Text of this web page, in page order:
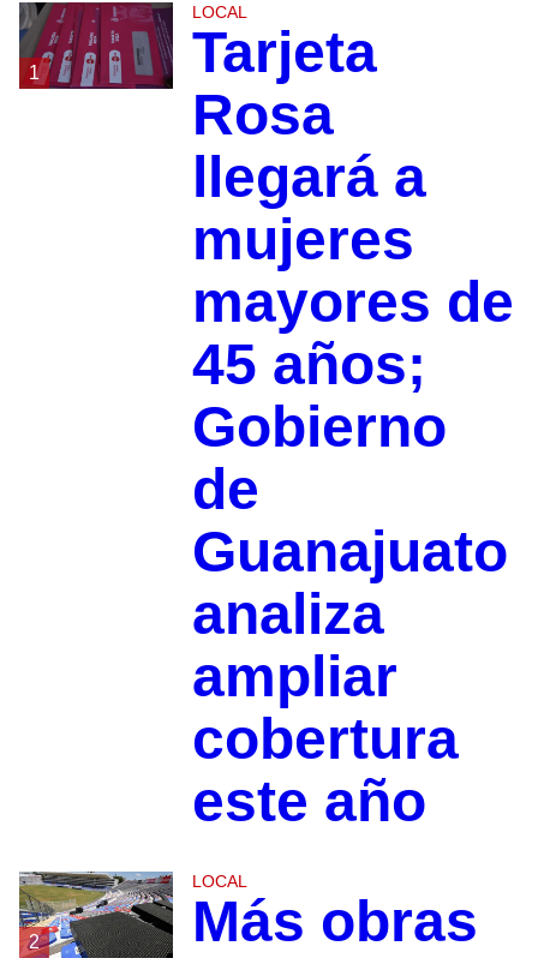
1
LOCAL
Tarjeta
Rosa
llegará a
mujeres
mayores de
45 años;
Gobierno
de
Guanajuato
analiza
ampliar
cobertura
este año
2
LOCAL
Más obras